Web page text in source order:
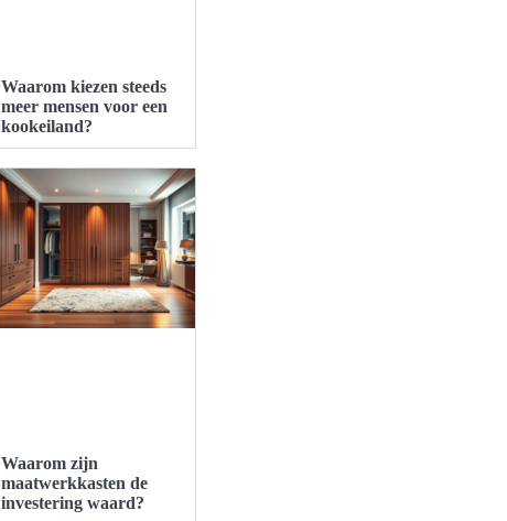
Waarom kiezen steeds
meer mensen voor een
kookeiland?
Waarom zijn
maatwerkkasten de
investering waard?